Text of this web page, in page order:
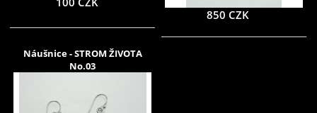
850 CZK
Náušnice - STROM ŽIVOTA
No.03